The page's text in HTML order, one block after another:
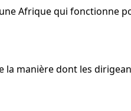
Afrique qui fonctionne
la manière dont les